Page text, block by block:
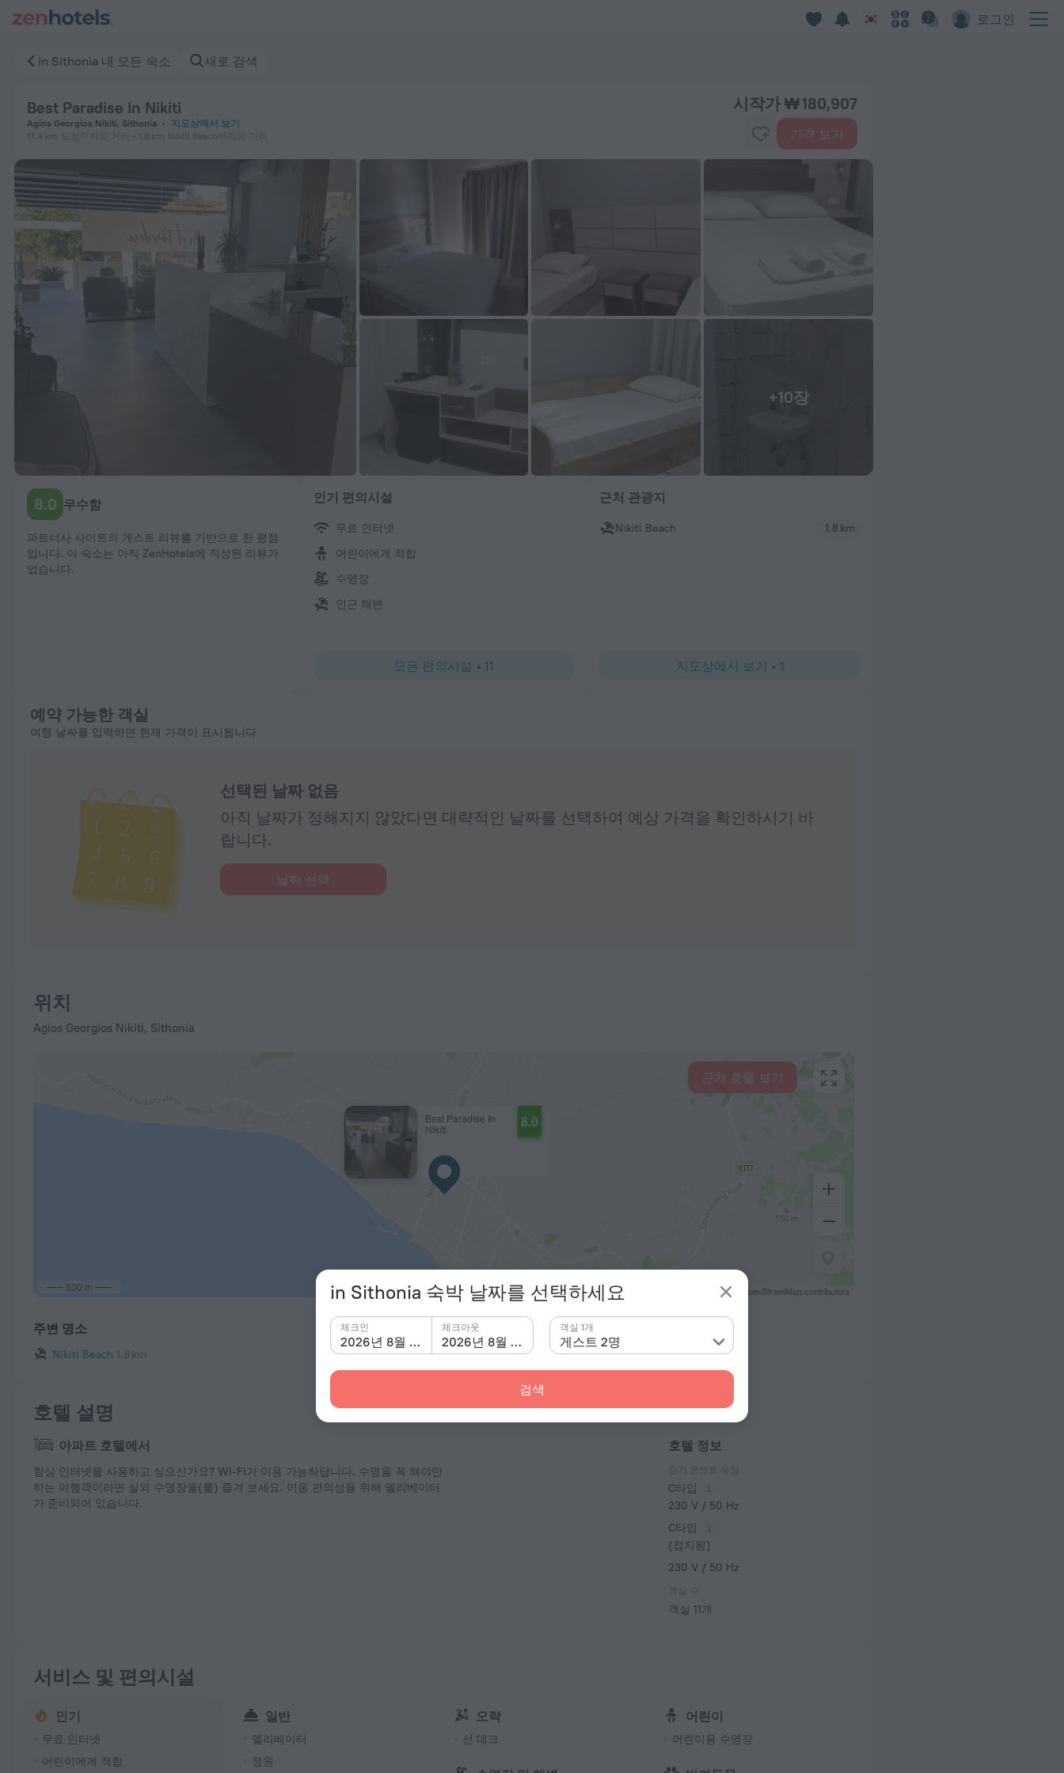
로그인
in Sithonia 숙박 날짜를 선택하세요
2026년 8월 8일
체크인
2026년 8월 9일
체크아웃
게스트 2명
객실 1개
검색
in Sithonia 내 모든 숙소 새로 검색
Best Paradise In Nikiti
Agios Georgios Nikiti, Sithonia
지도상에서 보기
17.4 km
1.8 km Nikiti Beach까지의 거리
시작가 ₩ 180,907
가격 보기
+10장
8.0 우수함
파트너사 사이트의 게스트 리뷰를 기반으로 한 평점
입니다. 이 숙소는 아직 ZenHotels에 직성된 리뷰가
없습니다.
인기 편의시설
무료 인터넷
어린이에게 적합
수영장
인근 해변
모든 편의시설 • 11
근처 관광지
Nikiti Beach 1.8 km
지도상에서 보기 • 1
예약 가능한 객실
여행 날짜를 입력하면 현재 가격이 표시됩니다
선택된 날짜 없음
아직 날짜가 정해지지 않았다면 대략적인 날짜를 선택하여 예상 가격을 확인하시기 바
랍니다.
날짜 선택
위치
Agios Georgios Nikiti, Sithonia
Best Paradise In
Nikiti
8.0
500 m OpenStreetMap OpenStreetMap contributors
근처 호텔 보기
주변 명소
Nikiti Beach 1.8 km
호텔 설명
아파트 호텔에서
항상 인터넷을 사용하고 싶으신가요? Wi-Fi가 이용 가능하답니다. 수영을 꼭 해야만
하는 여행객이라면 실외 수영장을(를) 즐겨 보세요. 이동 편의성을 위해 엘리베이터
가 준비되어 있습니다.
호텔 정보
전기 콘센트 유형
C타입
230 V / 50 Hz
C타입
(접지됨)
230 V / 50 Hz
객실 11개
서비스 및 편의시설
인기
무료 인터넷
어린이에게 적합
일반
엘리베이터
정원
오락
선 데크
어린이
어린이용 수영장
Best Paradise In Nikiti in Sithonia — ZenHotels.com에서 지금 예약하세요